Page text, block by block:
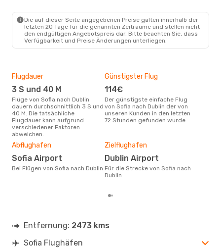
DUB- SOF
Die auf dieser Seite angegebenen Preise galten innerhalb der
letzten 20 Tage für die genannten Zeiträume und stellen nicht
den endgültigen Angebotspreis dar. Bitte beachten Sie, dass
Verfügbarkeit und Preise Änderungen unterliegen.
Flugdauer
3 S und 40 M
Flüge von Sofia nach Dublin
dauern durchschnittlich 3 S und
40 M. Die tatsächliche
Flugdauer kann aufgrund
verschiedener Faktoren
abweichen.
Günstigster Flug
114€
Der günstigste einfache Flug
von Sofia nach Dublin der von
unseren Kunden in den letzten
72 Stunden gefunden wurde
Abflughafen
Sofia Airport
Bei Flügen von Sofia nach Dublin
Zielflughafen
Dublin Airport
Für die Strecke von Sofia nach
Dublin
Entfernung: 2473 kms
Sofia Flughäfen